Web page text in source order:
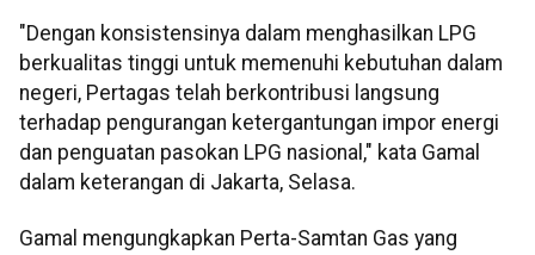
"Dengan konsistensinya dalam menghasilkan LPG
berkualitas tinggi untuk memenuhi kebutuhan dalam
negeri, Pertagas telah berkontribusi langsung
terhadap pengurangan ketergantungan impor energi
dan penguatan pasokan LPG nasional," kata Gamal
dalam keterangan di Jakarta, Selasa.
Gamal mengungkapkan Perta-Samtan Gas yang